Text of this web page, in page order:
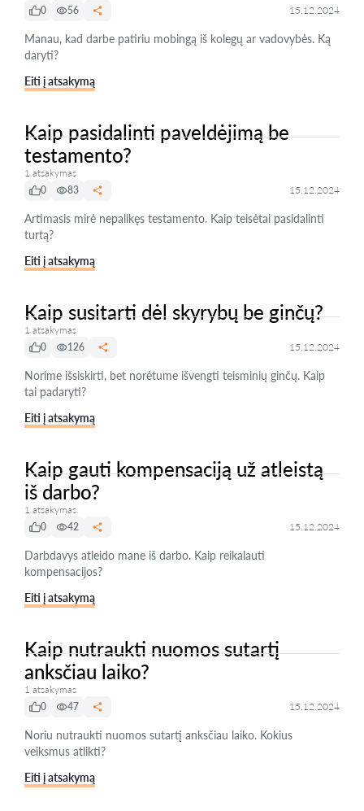
0
56 15.12.2024
Manau, kad darbe patiriu mobingą iš kolegų ar vadovybės. Ką
daryti?
Eiti į atsakymą
Kaip pasidalinti paveldėjimą be
testamento?
1 atsakymas
0
83 15.12.2024
Artimasis mirė nepalikęs testamento. Kaip teisėtai pasidalinti
turtą?
Eiti į atsakymą
Kaip susitarti dėl skyrybų be ginčų?
1 atsakymas
0
126 15.12.2024
Norime išsiskirti, bet norėtume išvengti teisminių ginčų. Kaip
tai padaryti?
Eiti į atsakymą
Kaip gauti kompensaciją už atleistą
iš darbo?
1 atsakymas
0
42 15.12.2024
Darbdavys atleido mane iš darbo. Kaip reikalauti
kompensacijos?
Eiti į atsakymą
Kaip nutraukti nuomos sutartį
anksčiau laiko?
1 atsakymas
0
47 15.12.2024
Noriu nutraukti nuomos sutartį anksčiau laiko. Kokius
veiksmus atlikti?
Eiti į atsakymą